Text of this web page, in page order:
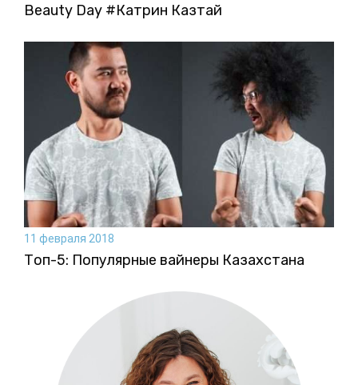
Beauty Day #Катрин Казтай
11 февраля 2018
Топ-5: Популярные вайнеры Казахстана